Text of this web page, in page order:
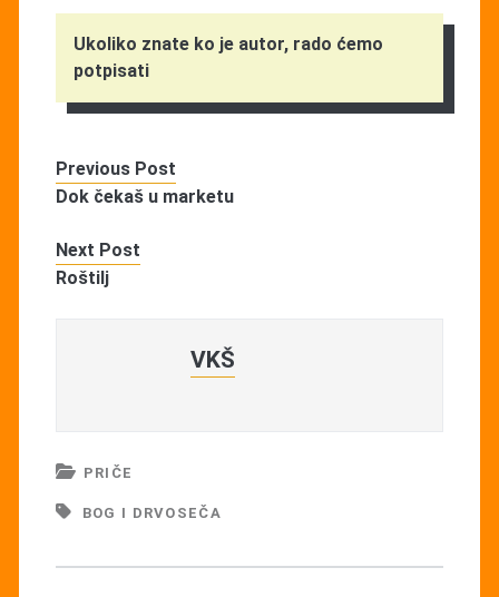
Ukoliko znate ko je autor, rado ćemo
potpisati
Previous Post
Dok čekaš u marketu
Next Post
Roštilj
VKŠ
PRIČE
BOG I DRVOSEČA